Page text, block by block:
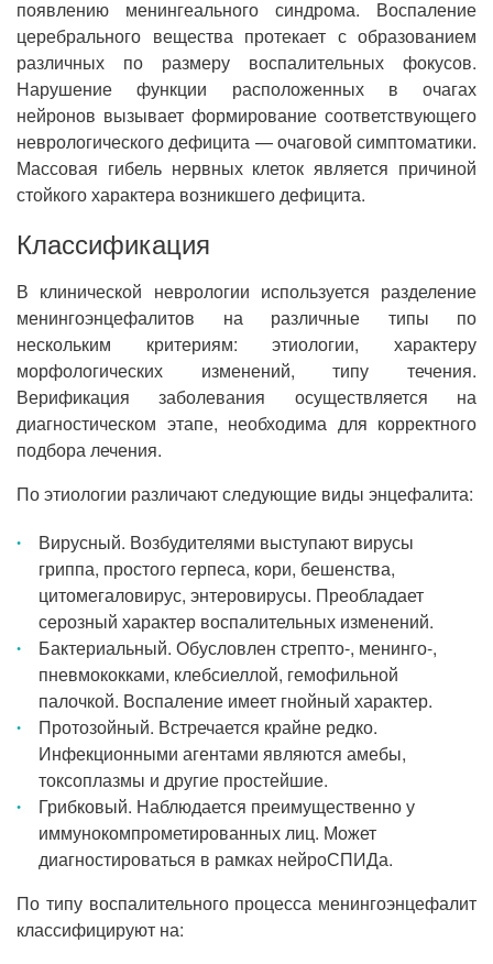
появлению менингеального синдрома. Воспаление
церебрального вещества протекает с образованием
различных по размеру воспалительных фокусов.
Нарушение функции расположенных в очагах
нейронов вызывает формирование соответствующего
неврологического дефицита — очаговой симптоматики.
Массовая гибель нервных клеток является причиной
стойкого характера возникшего дефицита.
Классификация
В клинической неврологии используется разделение
менингоэнцефалитов на различные типы по
нескольким критериям: этиологии, характеру
морфологических изменений, типу течения.
Верификация заболевания осуществляется на
диагностическом этапе, необходима для корректного
подбора лечения.
По этиологии различают следующие виды энцефалита:
Вирусный. Возбудителями выступают вирусы
гриппа, простого герпеса, кори, бешенства,
цитомегаловирус, энтеровирусы. Преобладает
серозный характер воспалительных изменений.
Бактериальный. Обусловлен стрепто-, менинго-,
пневмококками, клебсиеллой, гемофильной
палочкой. Воспаление имеет гнойный характер.
Протозойный. Встречается крайне редко.
Инфекционными агентами являются амебы,
токсоплазмы и другие простейшие.
Грибковый. Наблюдается преимущественно у
иммунокомпрометированных лиц. Может
диагностироваться в рамках нейроСПИДа.
По типу воспалительного процесса менингоэнцефалит
классифицируют на: